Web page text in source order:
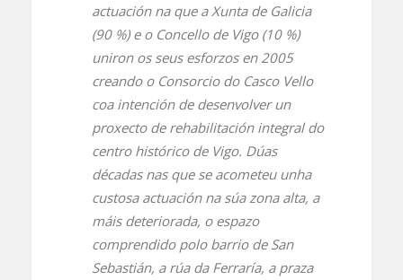
actuación na que a Xunta de Galicia
(90 %) e o Concello de Vigo (10 %)
uniron os seus esforzos en 2005
creando o Consorcio do Casco Vello
coa intención de desenvolver un
proxecto de rehabilitación integral do
centro histórico de Vigo. Dúas
décadas nas que se acometeu unha
custosa actuación na súa zona alta, a
máis deteriorada, o espazo
comprendido polo barrio de San
Sebastián, a rúa da Ferraría, a praza